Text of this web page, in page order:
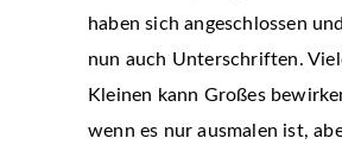
haben sich angeschlossen
nun auch Unterschriften.
Kleinen kann Großes
wenn es nur ausmalen ist,